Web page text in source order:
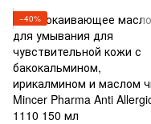
−40%